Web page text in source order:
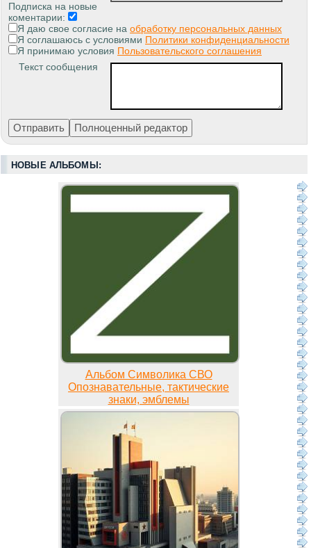
Подписка на новые
коментарии:
Я даю свое согласие на обработку персональных данных
Я соглашаюсь с условиями Политики конфиденциальности
Я принимаю условия Пользовательского соглашения
Текст сообщения
НОВЫЕ АЛЬБОМЫ:
Альбом Символика СВО
Опознавательные, тактические
знаки, эмблемы